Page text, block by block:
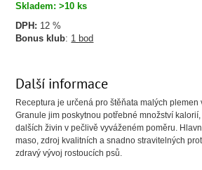
Skladem: >10 ks
DPH: 12 %
Bonus klub: 1 bod
Další informace
Receptura je určená pro štěňata malých
Granule jim poskytnou potřebné množství
dalších živin v pečlivě vyváženém poměru.
maso, zdroj kvalitních a snadno stravitelných
zdravý vývoj rostoucích psů.